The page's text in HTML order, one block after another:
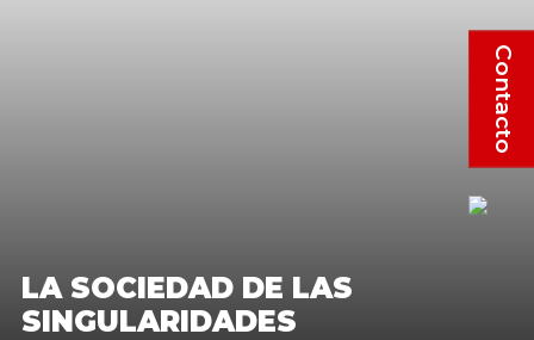
LA SOCIEDAD DE LAS
SINGULARIDADES
Contacto